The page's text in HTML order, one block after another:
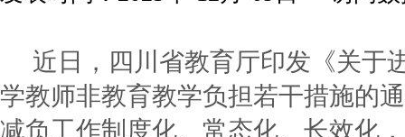
近日，四川省教育厅印发《关于
学教师非教育教学负担若干措施的
减负工作制度化、常态化、长效化